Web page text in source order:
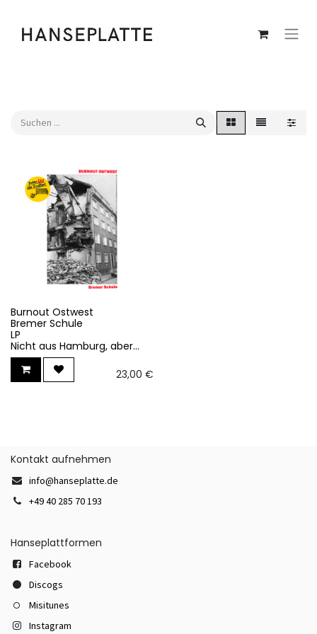
Burnout Ostwest
Bremer Schule
LP
Nicht aus Hamburg, aber...
23,00 €
Kontakt aufnehmen
info@hanseplatte.de
+49 40 285 70 193
Hanseplattformen
Facebook
Discogs
Misitunes
Instagram